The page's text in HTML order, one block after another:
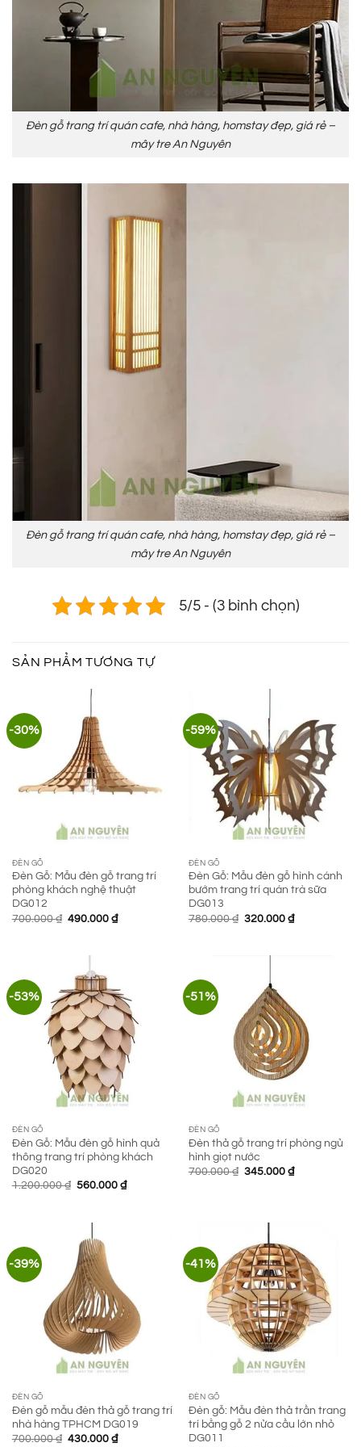
Đèn gỗ trang trí quán cafe, nhà hàng, homstay đẹp, giá rẻ –
mây tre An Nguyên
Đèn gỗ trang trí quán cafe, nhà hàng, homstay đẹp, giá rẻ –
mây tre An Nguyên
5/5 - (3 bình chọn)
SẢN PHẨM TƯƠNG TỰ
-30%
ĐÈN GỖ
Đèn Gỗ: Mẫu đèn gỗ trang trí
phòng khách nghệ thuật
DG012
700.000₫ Giá
490.000 ₫Giá
-59%
ĐÈN GỖ
Đèn Gỗ: Mẫu đèn gỗ hình cánh
bướm trang trí quán trà sữa
DG013
780.000₫ Giá
320.000 ₫Giá
-53%
ĐÈN GỖ
Đèn Gỗ: Mẫu đèn gỗ hình quả
thông trang trí phòng khách
DG020
1.200.000₫ Giá
560.000 ₫Giá
-51%
ĐÈN GỖ
Đèn thả gỗ trang trí phòng ngủ
hình giọt nước
700.000₫ Giá
345.000 ₫Giá
-39%
ĐÈN GỖ
Đèn gỗ mẫu đèn thả gỗ trang trí
nhà hàng TPHCM DG019
700.000₫ Giá
430.000 ₫Giá
-41%
ĐÈN GỖ
Đèn gỗ: Mẫu đèn thả trần trang
trí bằng gỗ 2 nửa cầu lớn nhỏ
DG011